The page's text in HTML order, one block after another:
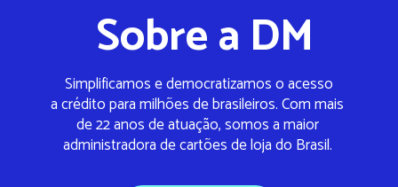
Sobre a DM
Simplificamos e democratizamos o acesso
a crédito para milhões de brasileiros. Com mais
de 22 anos de atuação, somos a maior
administradora de cartões de loja do Brasil.